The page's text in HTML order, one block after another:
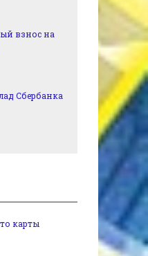
взнос на
Сбербанка
карты